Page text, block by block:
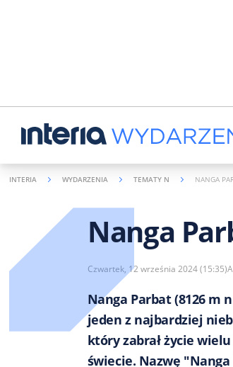
INTERIA WYDARZENIA TEMATY N NANGA
Nanga
Czwartek, 12 września 2024 (15:35)
Nanga Parbat (8126 m
jeden z najbardziej
który zabrał życie
świecie. Nazwę